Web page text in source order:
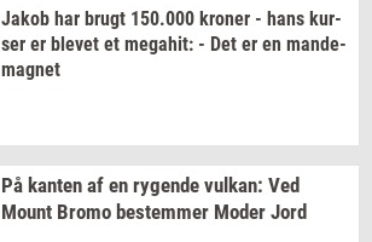
Jakob har brugt 150.000 kro­ner - hans kur­
ser er ble­vet et me­ga­hit: - Det er en mande-​
magnet
På kan­ten af en ry­gen­de vulkan: Ved
Mount Bromo be­stem­mer Moder Jord